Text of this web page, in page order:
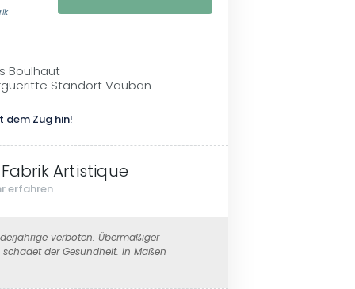
Boulhaut
Standort Vauban
dem Zug hin!
Artistique
erfahren
verboten. Übermäßiger
der Gesundheit. In Maßen